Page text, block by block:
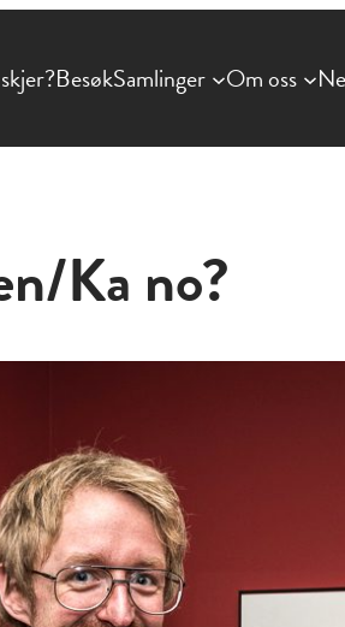
BesøkSamlinger Om oss
Ka no?